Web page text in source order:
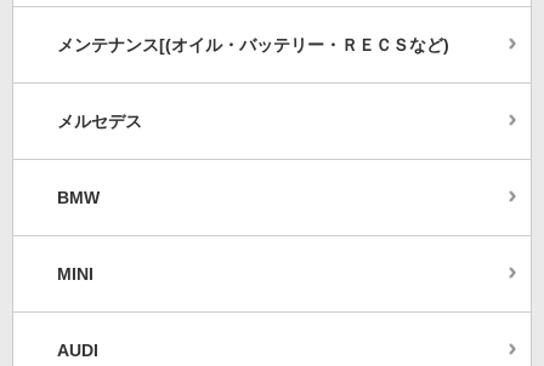
メンテナンス[(オイル・バッテリー・ＲＥＣＳなど)
メルセデス
BMW
MINI
AUDI